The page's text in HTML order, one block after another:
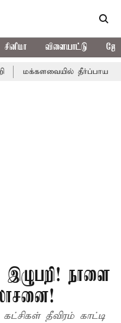
சினிமா விளையாட்டு
தீர்ப்பாய
நாளை
தீவிரம் காட்டி